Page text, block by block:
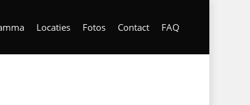
Locaties Fotos Contact FAQ